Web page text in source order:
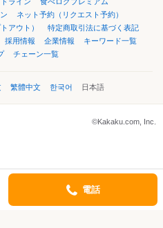
ネット予約（リクエスト予約）
アウト）
特定商取引法に基づく表記
採用情報 企業情報
キーワード一覧
チェーン一覧
繁體中文 한국어 日本語
©Kakaku.com, Inc.
電話